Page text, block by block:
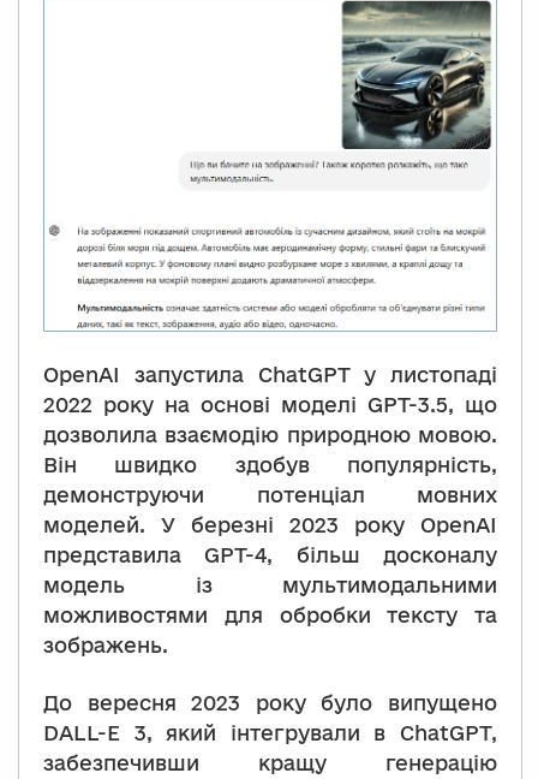
OpenAI запустила ChatGPT у листопаді
2022 року на основі моделі GPT-3.5, що
дозволила взаємодію природною мовою.
Він швидко здобув популярність,
демонструючи потенціал мовних
моделей. У березні 2023 року OpenAI
представила GPT-4, більш досконалу
модель із мультимодальними
можливостями для обробки тексту та
зображень.
До вересня 2023 року було випущено
DALL-E 3, який інтегрували в ChatGPT,
забезпечивши кращу генерацію